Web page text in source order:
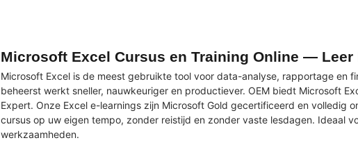
Microsoft Excel Cursus en Training Online — Leer
Microsoft Excel is de meest gebruikte tool voor data-analyse, rapportage en
beheerst werkt sneller, nauwkeuriger en productiever. OEM biedt Microsoft
Expert. Onze Excel e-learnings zijn Microsoft Gold gecertificeerd en volledig
cursus op uw eigen tempo, zonder reistijd en zonder vaste lesdagen. Ideaal
werkzaamheden.